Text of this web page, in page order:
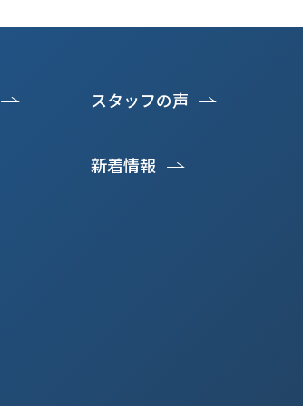
スタッフの声
新着情報